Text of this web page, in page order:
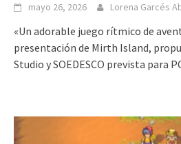
mayo 26, 2026 Lorena Garcés
«Un adorable juego rítmico de
presentación de Mirth Island,
Studio y SOEDESCO prevista para